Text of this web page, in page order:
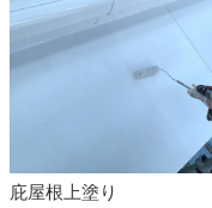
庇屋根上塗り